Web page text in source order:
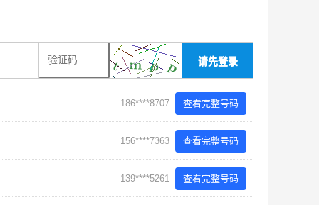
请先登录
186****8707 查看完整号码
156****7363 查看完整号码
139****5261 查看完整号码